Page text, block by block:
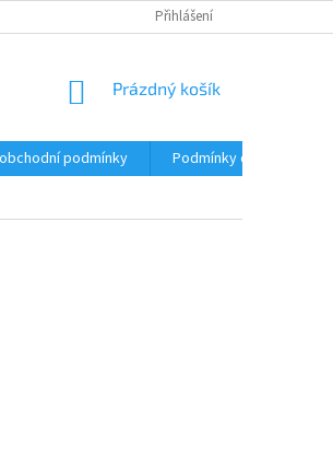
REKLAMACE A VRÁCENÍ ZBOŽÍ
Přihlášení
NÁKUPNÍ
Prázdný košík
podmínky
Podmínky ochrany